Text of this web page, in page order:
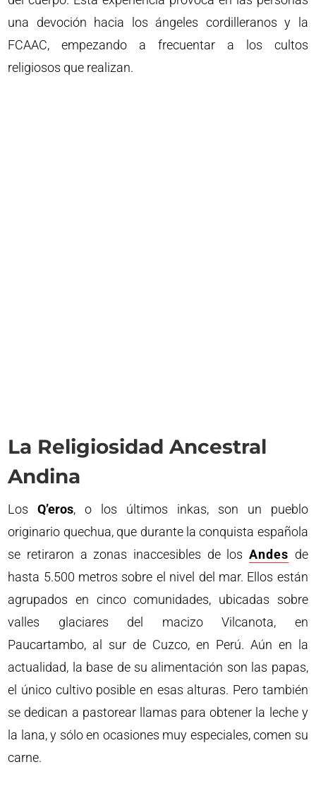
una devoción hacia los ángeles cordilleranos y la
FCAAC, empezando a frecuentar a los cultos
religiosos que realizan.
La Religiosidad Ancestral
Andina
LosQ’eros, o los últimos inkas, son un pueblo
originario quechua, que durante la conquista española
se retiraron a zonas inaccesibles de losAndes de
hasta 5.500 metros sobre el nivel del mar. Ellos están
agrupados en cinco comunidades, ubicadas sobre
valles glaciares del macizo Vilcanota, en
Paucartambo, al sur de Cuzco, en Perú. Aún en la
actualidad, la base de su alimentación son las papas,
el único cultivo posible en esas alturas. Pero también
se dedican a pastorear llamas para obtener la leche y
la lana, y sólo en ocasiones muy especiales, comen su
carne.